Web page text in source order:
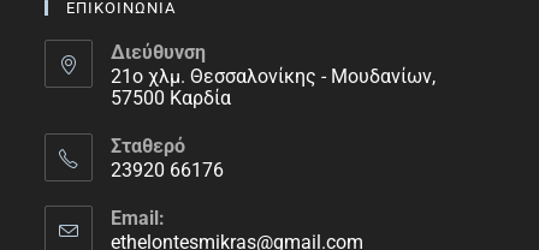
ΕΠΙΚΟΙΝΩΝΙΑ
Διεύθυνση
21ο χλμ. Θεσσαλονίκης - Μουδανίων,
57500 Καρδία
Σταθερό
23920 66176
Email:
ethelontesmikras@gmail.com